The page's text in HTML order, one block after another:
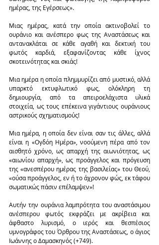
ημέρας, της Εγέρσεως».
Μιας ημέρας, κατά την οποία ακτινοβολεί το
ουράνιο και ανέσπερο φως της Αναστάσεως και
αντανακλάται σε κάθε αγαθή και δεκτική του
φωτός καρδιά, εξαφανίζοντας κάθε ίχνος
σκοτεινότητας και σκιάς!
Μια ημέρα η οποία πλημμυρίζει από μυστικό, αλλά
υπαρκτό εκτυφλωτικό φως, ολόκληρη τη
δημιουργία, από τα απειροελάχιστα υλικά
στοιχεία, ως τους επέκεινα γιγάντιους ουράνιους
αστρικούς σχηματισμούς!
Μια ημέρα, η οποία δεν είναι σαν τις άλλες, αλλά
είναι η «Ογδόη Ημέρα», νοούμενη πέρα από τον
αισθητό χρόνο, ως απαρχή της αιωνιότητας, ως
«αιωνίου απαρχή», ως προάγγελος και πρόγευση
της «ανεσπέρου ημέρας της βασιλείας» του Θεού,
«ούσα προάγγελος, εν ή το άχρονον φώς, εκ τάφου
σωματικώς πάσιν επέλαμψεν»!
Αυτήν την ουράνια λαμπρότητα του αναστάσιμου
ανέσπερου φωτός εκφράζει με ακρίβεια και
άφθαστο λυρισμό, ο ιερός και θεσπέσιος
υμνογράφος του Όρθρου της Αναστάσεως, ο άγιος
Ιωάννης ο Δαμασκηνός (+749).